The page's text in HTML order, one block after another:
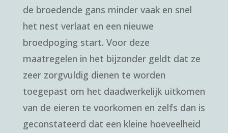
de broedende gans minder vaak en snel
het nest verlaat en een nieuwe
broedpoging start. Voor deze
maatregelen in het bijzonder geldt dat ze
zeer zorgvuldig dienen te worden
toegepast om het daadwerkelijk uitkomen
van de eieren te voorkomen en zelfs dan is
geconstateerd dat een kleine hoeveelheid